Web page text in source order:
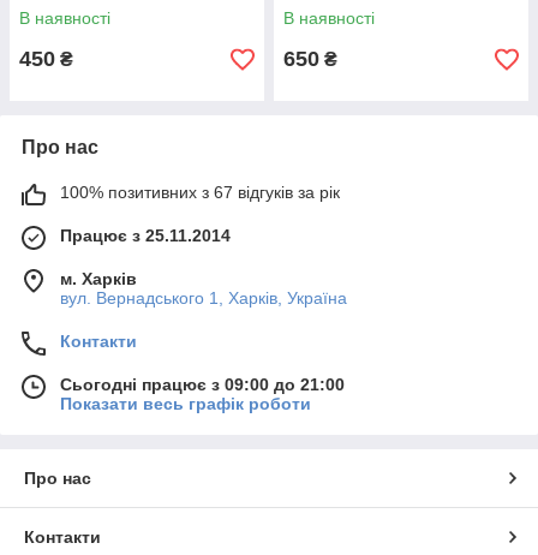
В наявності
450 ₴
В наявності
650 ₴
Про нас
100% позитивних з 67 відгуків за рік
Працює з 25.11.2014
м. Харків
вул. Вернадського 1, Харків, Україна
Контакти
Сьогодні працює з 09:00 до 21:00
Показати весь графік роботи
Про нас
Контакти